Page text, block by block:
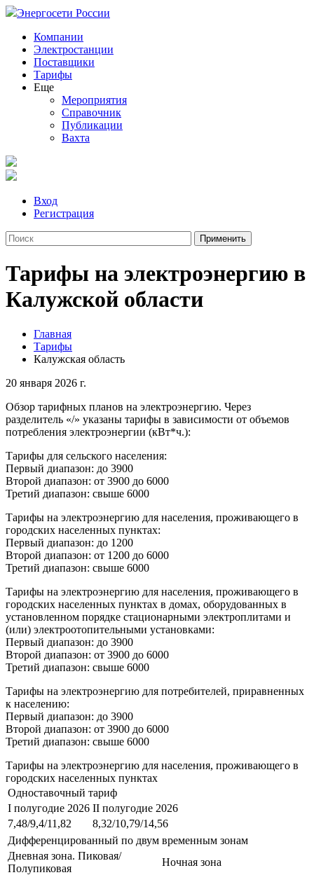
Энергосети России
Компании
Электростанции
Поставщики
Тарифы
Еще
Мероприятия
Справочник
Публикации
Вахта
Вход
Регистрация
Тарифы на электроэнергию в
Калужской области
Главная
Тарифы
Калужская область
20 января 2026 г.
Обзор тарифных планов на электроэнергию. Через
разделитель «/» указаны тарифы в зависимости от объемов
потребления электроэнергии (кВт*ч.):
Тарифы для сельского населения:
Первый диапазон: до 3900
Второй диапазон: от 3900 до 6000
Третий диапазон: свыше 6000
Тарифы на электроэнергию для населения, проживающего в
городских населенных пунктах:
Первый диапазон: до 1200
Второй диапазон: от 1200 до 6000
Третий диапазон: свыше 6000
Тарифы на электроэнергию для населения, проживающего в
городских населенных пунктах в домах, оборудованных в
установленном порядке стационарными электроплитами и
(или) электроотопительными установками:
Первый диапазон: до 3900
Второй диапазон: от 3900 до 6000
Третий диапазон: свыше 6000
Тарифы на электроэнергию для потребителей, приравненных
к населению:
Первый диапазон: до 3900
Второй диапазон: от 3900 до 6000
Третий диапазон: свыше 6000
Тарифы на электроэнергию для населения, проживающего в
городских населенных пунктах
Одноставочный тариф
I полугодие 2026 II полугодие 2026
7,48/9,4/11,82
8,32/10,79/14,56
Дифференцированный по двум временным зонам
Дневная зона. Пиковая/
Полупиковая
Ночная зона